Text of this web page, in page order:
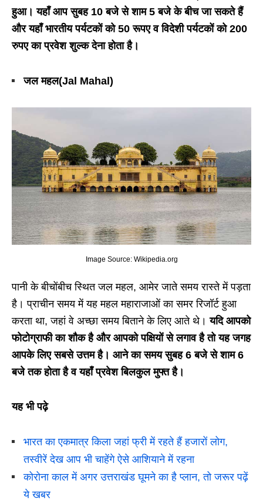
हुआ। यहाँ आप सुबह 10 बजे से शाम 5 बजे के बीच जा सकते हैं
और यहाँ भारतीय पर्यटकों को 50 रूपए व विदेशी पर्यटकों को 200
रुपए का प्रवेश शुल्क देना होता है।
जल महल(Jal Mahal)
Image Source: Wikipedia.org
पानी के बीचोंबीच स्थित जल महल, आमेर जाते समय रास्ते में पड़ता
है। प्राचीन समय में यह महल महाराजाओं का समर रिजॉर्ट हुआ
करता था, जहां वे अच्छा समय बिताने के लिए आते थे।यदि आपको
फोटोग्राफी का शौक है और आपको पक्षियों से लगाव है तो यह जगह
आपके लिए सबसे उत्तम है। आने का समय सुबह 6 बजे से शाम 6
बजे तक होता है व यहाँ प्रवेश बिलकुल मुफ्त है।
यह भी पढ़े
भारत का एकमात्र किला जहां फ्री में रहते हैं हजारों लोग,
तस्वीरें देख आप भी चाहेंगे ऐसे आशियाने में रहना
कोरोना काल में अगर उत्तराखंड घूमने का है प्लान, तो जरूर पढ़ें
ये खबर